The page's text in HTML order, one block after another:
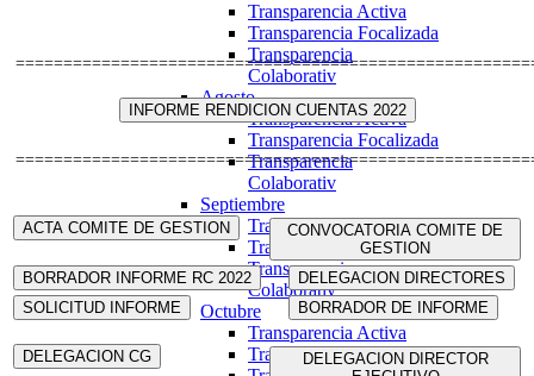
Transparencia Activa
Transparencia Focalizada
Transparencia
Colaborativ
Agosto
Transparencia Activa
Transparencia Focalizada
Transparencia
Colaborativ
Septiembre
Transparencia Activa
Transparencia Focalizada
Transparencia
Colaborativ
Octubre
Transparencia Activa
Transparencia Focalizada
INFORME RENDICION CUENTAS 2022
ACTA COMITE DE GESTION
CONVOCATORIA COMITE DE
GESTION
BORRADOR INFORME RC 2022
DELEGACION DIRECTORES
SOLICITUD INFORME
BORRADOR DE INFORME
DELEGACION CG
DELEGACION DIRECTOR